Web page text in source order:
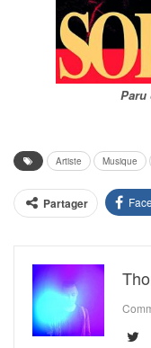
Paru
Artiste Musique
Partager